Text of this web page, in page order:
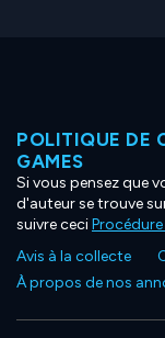
POLITIQUE DE
GAMES
Si vous pensez que
d'auteur se trouve
suivre ceci
Avis à la collecte
À propos de nos